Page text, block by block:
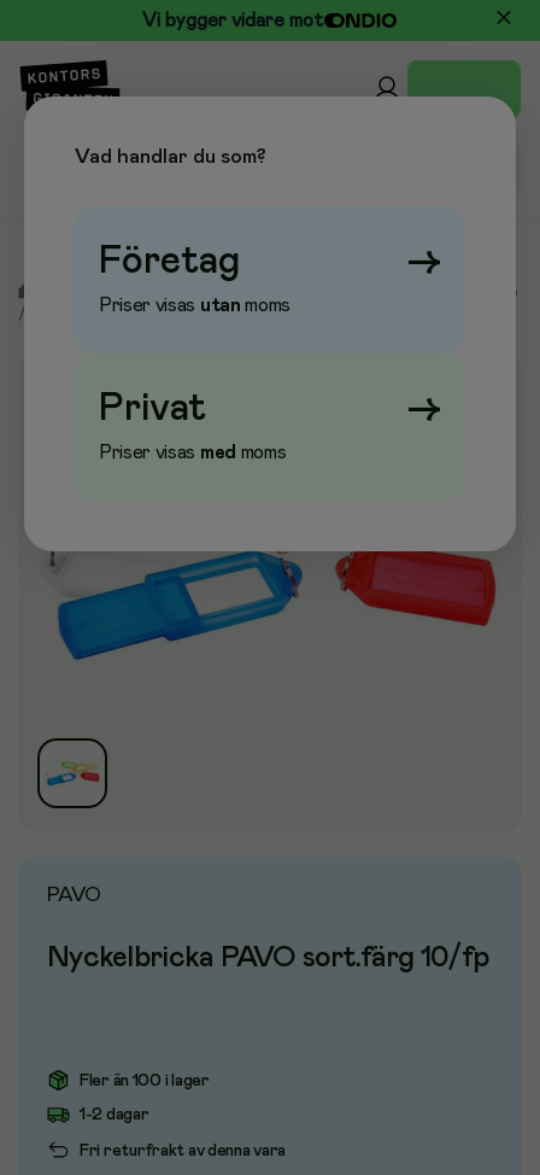
Vi bygger vidare mot
Förvaringsskåp
/
Nyckelskåp & Nyckelbrickor
PAVO
Nyckelbricka PAVO sort.färg 10/fp
Fler än 100 i lager
Fri returfrakt av denna vara
1-2 dagar
Vad handlar du som?
Företag →
Priser visas utan moms
Privat →
Priser visas med moms